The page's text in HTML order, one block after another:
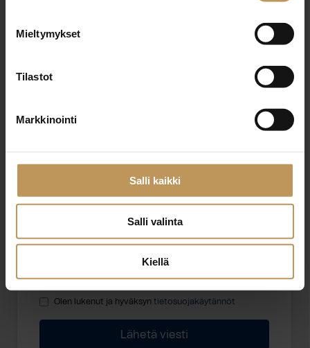
Mieltymykset
Tilastot
Markkinointi
Salli kaikki
Salli valinta
Kiellä
Haluan että minuun otetaan yhteyttä puhelimitse
Olen lukenut ja hyväksyn tietosuojakäytännöt